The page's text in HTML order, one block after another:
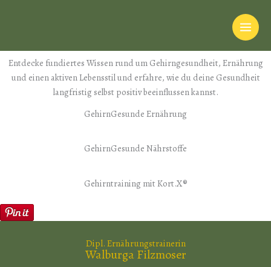
Entdecke fundiertes Wissen rund um Gehirngesundheit, Ernährung
und einen aktiven Lebensstil und erfahre, wie du deine Gesundheit
langfristig selbst positiv beeinflussen kannst.
GehirnGesunde Ernährung
GehirnGesunde Nährstoffe
Gehirntraining mit Kort.X®
Dipl. Ernährungstrainerin
Walburga Filzmoser